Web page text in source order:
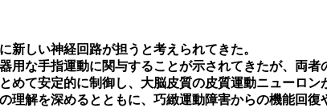
新しい神経回路が担うと考えられてきた。
な手指運動に関与することが示されてきたが、両者
て安定的に制御し、大脳皮質の皮質運動ニューロ
理解を深めるとともに、巧緻運動障害からの機能回